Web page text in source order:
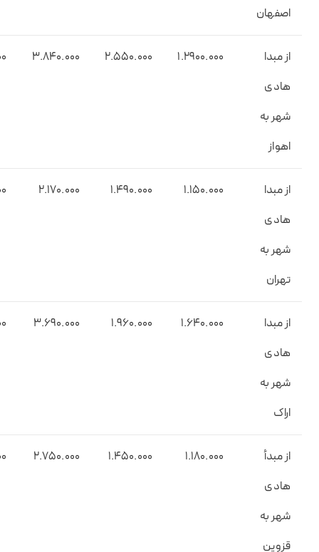
اصفهان
از مبدا
هادی
شهر به
اهواز
1.۲۹00.000 2.۵۵0.000 ۳.8۴0.000
از مبدا
هادی
شهر به
تهران
۱.۱50.000 ۱.۴۹0.000 2.1۷0.000
از مبدا
هادی
شهر به
اراک
1.۶۴0.000 1.۹۶0.000 3.6۹0.000
از مبدأ
هادی
شهر به
قزوین
۱.۱۸0.000 ۱.۴۵0.000 2.۷۵0.000